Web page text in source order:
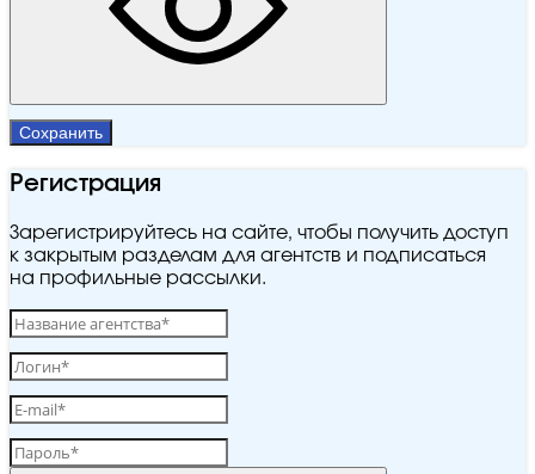
Сохранить
Регистрация
Зарегистрируйтесь на сайте, чтобы получить доступ
к закрытым разделам для агентств и подписаться
на профильные рассылки.